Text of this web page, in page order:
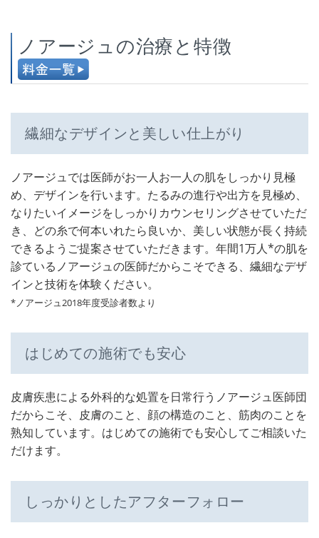
ノアージュの治療と特徴
繊細なデザインと美しい仕上がり
ノアージュでは医師がお一人お一人の肌をしっかり見極
め、デザインを行います。たるみの進行や出方を見極め、
なりたいイメージをしっかりカウンセリングさせていただ
き、どの糸で何本いれたら良いか、美しい状態が長く持続
できるようご提案させていただきます。年間1万人*の肌を
診ているノアージュの医師だからこそできる、繊細なデザ
インと技術を体験ください。
*ノアージュ2018年度受診者数より
はじめての施術でも安心
皮膚疾患による外科的な処置を日常行うノアージュ医師団
だからこそ、皮膚のこと、顔の構造のこと、筋肉のことを
熟知しています。はじめての施術でも安心してご相談いた
だけます。
しっかりとしたアフターフォロー